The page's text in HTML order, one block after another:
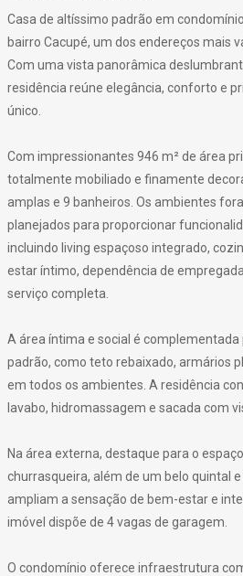
Casa de altíssimo padrão em
bairro Cacupé, um dos endereços mais
Com uma vista panorâmica
residência reúne elegância, conforto e
único.
Com impressionantes 946 m² de área
totalmente mobiliado e finamente
amplas e 9 banheiros. Os ambientes
planejados para proporcionar
incluindo living espaçoso integrado,
estar íntimo, dependência de
serviço completa.
A área íntima e social é
padrão, como teto rebaixado, armários
em todos os ambientes. A residência
lavabo, hidromassagem e sacada com
Na área externa, destaque para o
churrasqueira, além de um belo quintal
ampliam a sensação de bem-estar e
imóvel dispõe de 4 vagas de garagem.
O condomínio oferece infraestrutura